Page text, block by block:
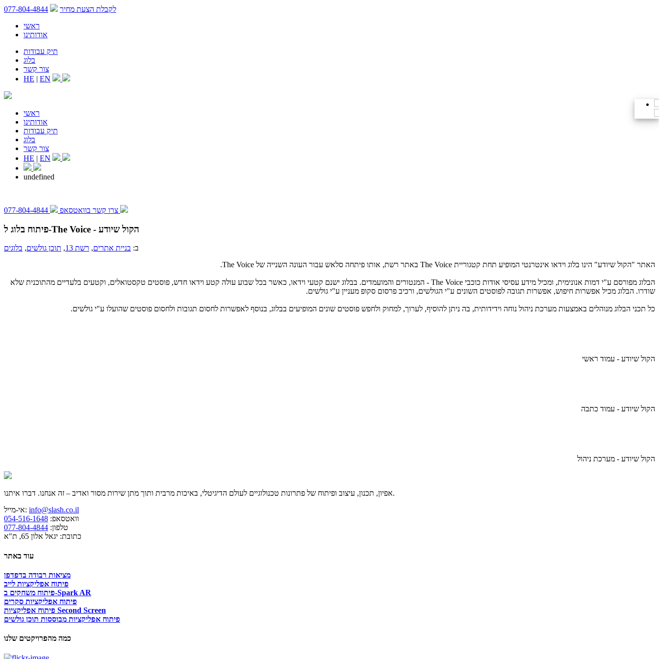
לקבלת הצעת מחיר
077-804-4844
ראשי
אודותינו
תיק עבודות
בלוג
צור קשר
HE | EN
ראשי
אודותינו
תיק עבודות
בלוג
צור קשר
HE | EN
undefined
צרו קשר בוואטסאפ 077-804-4844
פיתוח בלוג ל-The Voice - הקול שיודע
ב: בניית אתרים, רשת 13 , תוכן גולשים, בלוגים
האתר "הקול שיודע" הינו בלוג וידאו אינטרנטי המופיע תחת קטגוריית The Voice באתר רשת, אותו פיתחה סלאש עבור העונה השנייה של The Voice.
הבלוג מפורסם ע"י דמות אנונימית, ומכיל מידע עסיסי אודות כוכבי The Voice - המנטורים והמועמדים. בבלוג ישנם קטעי וידאו, כאשר בכל שבוע עולה קטע וידאו חדש, פוסטים טקסטואלים, וקטעים בלעדיים מהתוכנית שלא
שודרו. הבלוג מכיל אפשרות חיפוש, אפשרות תגובה לפוסטים השונים ע"י הגולשים, ורכיב פרסום סקופ מעניין ע"י גולשים.
כל תכני הבלוג מנוהלים באמצעות מערכת ניהול נוחה וידידותית, בה ניתן להוסיף, לערוך, למחוק ולחפש פוסטים שונים המופיעים בבלוג, בנוסף לאפשרות לחסום תגובות ולחסום פוסטים שהועלו ע"י גולשים.
הקול שיודע - עמוד ראשי
הקול שיודע - עמוד כתבה
הקול שיודע - מערכת ניהול
אפיון, תכנון, עיצוב ופיתוח של פתרונות טכנולוגיים לעולם הדיגיטלי, באיכות מרבית ותוך מתן שירות מסור ואדיב – זה אנחנו. דברו איתנו.
אי-מייל: info@slash.co.il
וואטסאפ: 054-516-1648
טלפון: 077-804-4844
כתובת: יגאל אלון 65, ת"א
עוד באתר
מציאות רבודה בדפדפן
פיתוח אפליקציות לייב
פיתוח משחקים ב-Spark AR
פיתוח אפליקציות סקרים
פיתוח אפליקציות Second Screen
פיתוח אפליקציות מבוססות תוכן גולשים
כמה מהפרויקטים שלנו